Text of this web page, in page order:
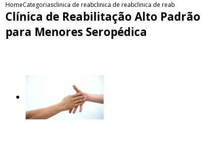
HomeCategoriasclinica de reabilitacao alto padrao
clinica de reabilitacao alto padrao voluntaria
clinica de reabilitacao alto
Clínica de Reabilitação Alto Padrão
para Menores Seropédica